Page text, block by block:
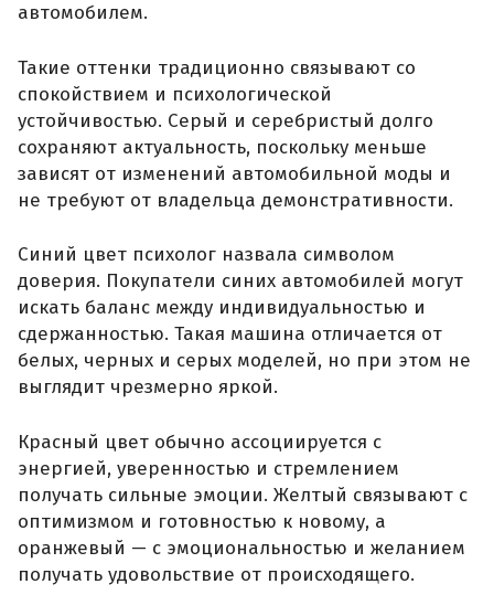
автомобилем.
Такие оттенки традиционно связывают со
спокойствием и психологической
устойчивостью. Серый и серебристый долго
сохраняют актуальность, поскольку меньше
зависят от изменений автомобильной моды и
не требуют от владельца демонстративности.
Синий цвет психолог назвала символом
доверия. Покупатели синих автомобилей могут
искать баланс между индивидуальностью и
сдержанностью. Такая машина отличается от
белых, черных и серых моделей, но при этом не
выглядит чрезмерно яркой.
Красный цвет обычно ассоциируется с
энергией, уверенностью и стремлением
получать сильные эмоции. Желтый связывают с
оптимизмом и готовностью к новому, а
оранжевый — с эмоциональностью и желанием
получать удовольствие от происходящего.